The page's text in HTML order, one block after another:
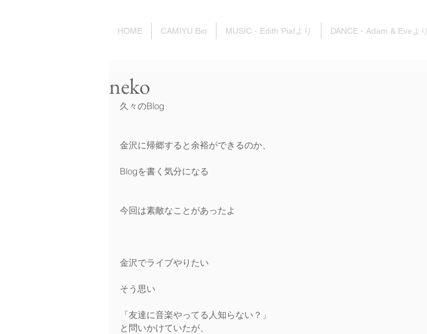
HOME CAMIYU Bio MUSIC - Edith Piafより DANCE - Adam & Eveより
neko
久々のBlog
金沢に帰郷すると余裕ができるのか、
Blogを書く気分になる
今回は素敵なことがあったよ
金沢でライブやりたい
そう思い
「友達に音楽やってる人知らない？」
と問いかけていたが、